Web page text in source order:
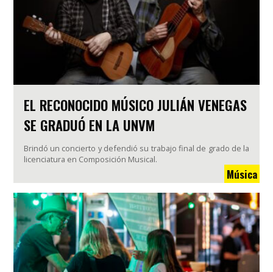
EL RECONOCIDO MÚSICO JULIÁN VENEGAS
SE GRADUÓ EN LA UNVM
Brindó un concierto y defendió su trabajo final de grado de la
licenciatura en Composición Musical.
Música